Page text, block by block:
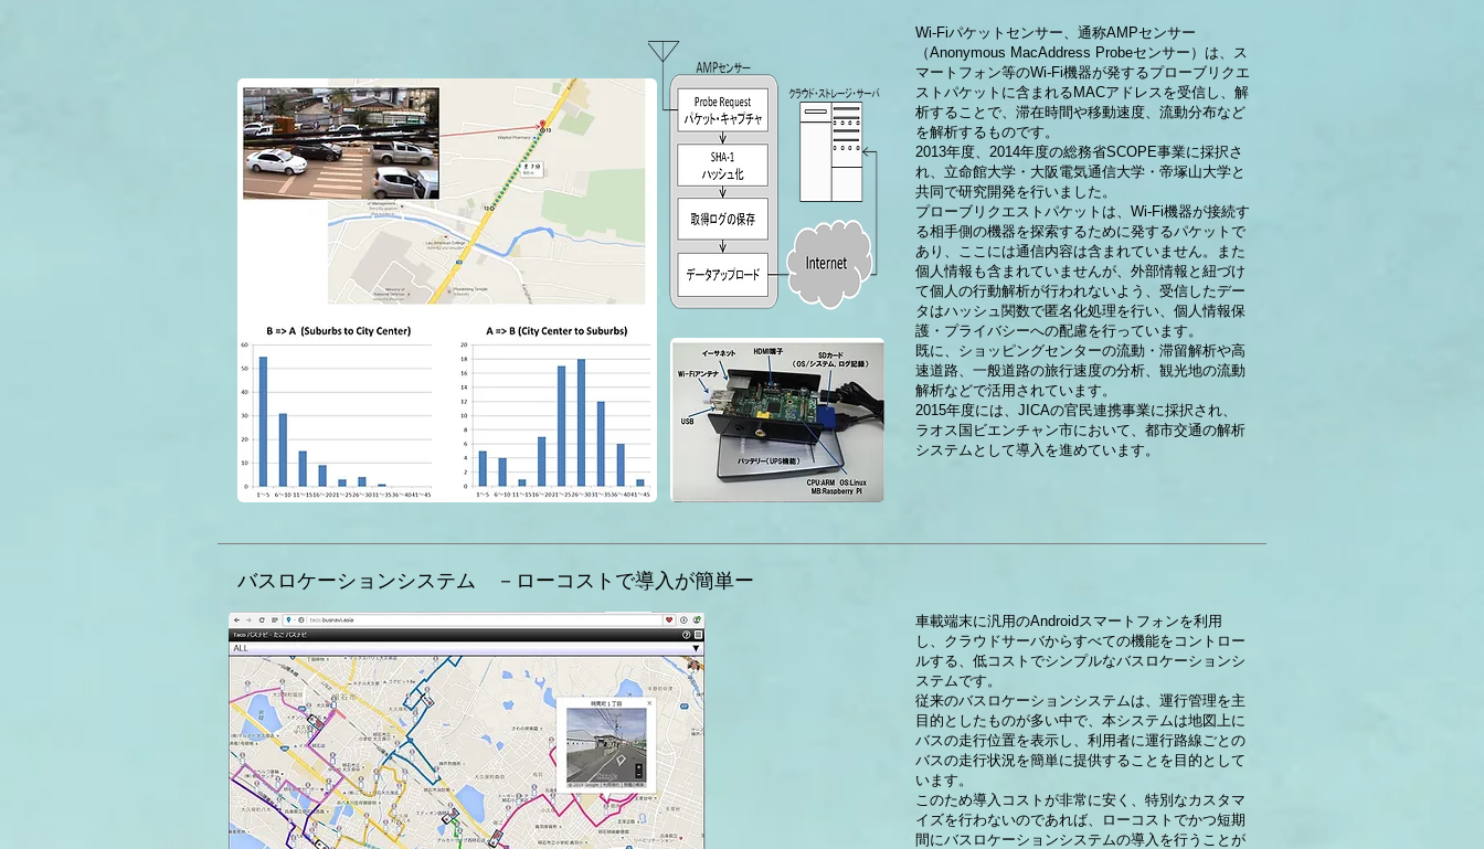
Wi-Fiパケットセンサー、通称AMPセンサー
（Anonymous MacAddress Probeセンサー）は、ス
マートフォン等のWi-Fi機器が発するプローブリクエ
ストパケットに含まれるMACアドレスを受信し、解
析することで、滞在時間や移動速度、流動分布など
を解析するものです。
2013年度、2014年度の総務省SCOPE事業に採択さ
れ、立命館大学・大阪電気通信大学・帝塚山大学と
共同で研究開発を行いました。
プローブリクエストパケットは、Wi-Fi機器が接続す
る相手側の機器を探索するために発するパケットで
あり、ここには通信内容は含まれていません。また
個人情報も含まれていませんが、外部情報と紐づけ
て個人の行動解析が行われないよう、受信したデー
タはハッシュ関数で匿名化処理を行い、個人情報保
護・プライバシーへの配慮を行っています。
既に、ショッピングセンターの流動・滞留解析や高
速道路、一般道路の旅行速度の分析、観光地の流動
解析などで活用されています。
2015年度には、JICAの官民連携事業に採択され、
ラオス国ビエンチャン市において、都市交通の解析
システムとして導入を進めています。
バスロケーションシステム －ローコストで導入が簡単ー
車載端末に汎用のAndroidスマートフォンを利用
し、クラウドサーバからすべての機能をコントロー
ルする、低コストでシンプルなバスロケーションシ
ステムです。
従来のバスロケーションシステムは、運行管理を主
目的としたものが多い中で、本システムは地図上に
バスの走行位置を表示し、利用者に運行路線ごとの
バスの走行状況を簡単に提供することを目的として
います。
このため導入コストが非常に安く、特別なカスタマ
イズを行わないのであれば、ローコストでかつ短期
間にバスロケーションシステムの導入を行うことが